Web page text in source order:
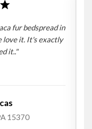
fur bedspread in
love it. It's exactly
it.."
15370